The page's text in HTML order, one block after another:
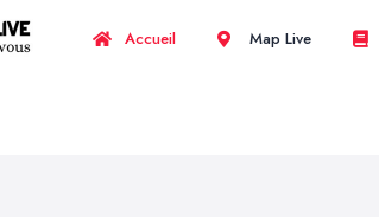
Accueil Map Live